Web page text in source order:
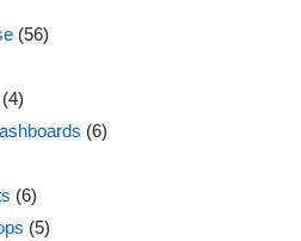
(56)
(4)
(6)
(6)
(5)